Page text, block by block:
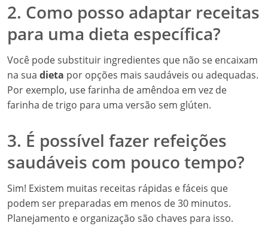
2. Como posso adaptar receitas
para uma dieta específica?
Você pode substituir ingredientes que não se encaixam
na sua dieta por opções mais saudáveis ou adequadas.
Por exemplo, use farinha de amêndoa em vez de
farinha de trigo para uma versão sem glúten.
3. É possível fazer refeições
saudáveis com pouco tempo?
Sim! Existem muitas receitas rápidas e fáceis que
podem ser preparadas em menos de 30 minutos.
Planejamento e organização são chaves para isso.